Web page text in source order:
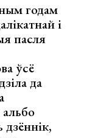
годам
і
пасля
ўсё
да
дзённік,